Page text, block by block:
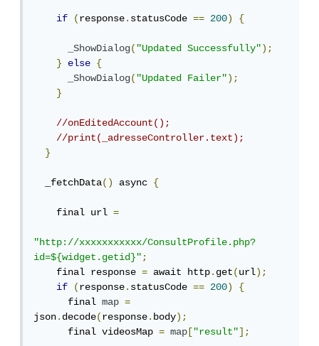
if (response.statusCode == 200) {
_ShowDialog("Updated Successfully");
}
else
{
_ShowDialog("Updated Failer");
}
//onEditedAccount();
//print(_adresseController.text);
}
  _fetchData
() async {
    final url
=
"http://xxxxxxxxxxx/ConsultProfile.php?
id=${widget.getid}";
    final response
= await http.get(url);
if
(response.statusCode == 200)
{
      final
map
=
json.decode(response.body);
      final videosMap
= map ["result"];